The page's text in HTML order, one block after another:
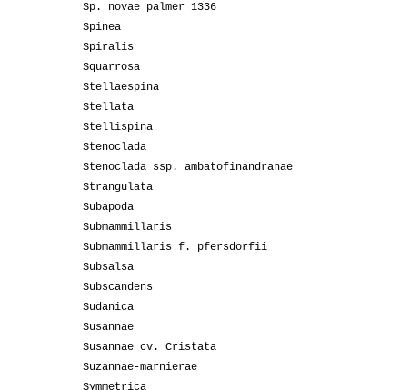
Sp. novae palmer 1336
Spinea
Spiralis
Squarrosa
Stellaespina
Stellata
Stellispina
Stenoclada
Stenoclada ssp. ambatofinandranae
Strangulata
Subapoda
Submammillaris
Submammillaris f. pfersdorfii
Subsalsa
Subscandens
Sudanica
Susannae
Susannae cv. Cristata
Suzannae-marnierae
Symmetrica